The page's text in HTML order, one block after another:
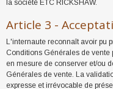
la société ETC RICKSHAW.
Article 3 -
L'internaute reconnaît avoir pu
Conditions Générales de
en mesure de conserver et/ou
Générales de vente. La
expresse et irrévocable de